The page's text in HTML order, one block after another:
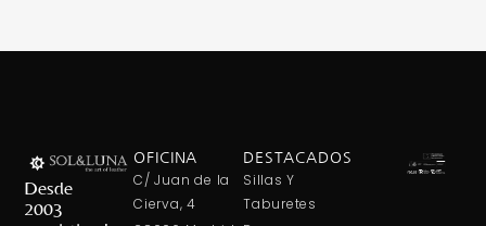
Desde
2003
OFICINA
C/ Juan de la
Cierva, 4
DESTACADOS
Sillas Y
Taburetes